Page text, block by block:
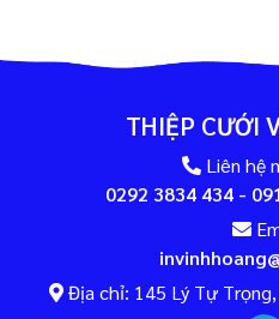
THIỆP CƯỚI
Liên hệ
0292 3834 434 -
Địa chỉ: 145 Lý Tự Trọng,